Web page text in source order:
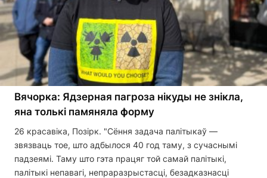
Вячорка: Ядзерная пагроза нікуды не знікла,
яна толькі памяняла форму
26 красавіка, Позірк. "Сёння задача палітыкаў —
звязваць тое, што адбылося 40 год таму, з сучаснымі
падзеямі. Таму што гэта працяг той самай палітыкі,
палітыкі непавагі, непраразрыстасці, безадказнасці